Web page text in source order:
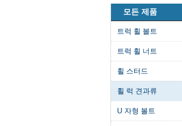
모든 제품
트럭 휠 볼트
트럭 휠 너트
휠 스터드
휠 럭 견과류
U 자형 볼트